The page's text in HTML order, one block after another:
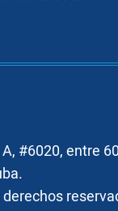
#6020, entre